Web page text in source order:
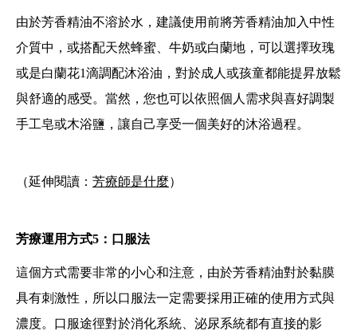
由於芳香精油不溶於水，建議使用前將芳香精油加入中性
介質中，或搭配天然蜂蜜、牛奶或白蘭地，可以選擇玫瑰
或是白蘭花1滴調配沐浴油，對於成人或孩童都能提昇放鬆
與舒適的感受。當然，您也可以依照個人需求與喜好調製
手工皂或木浴鹽，讓自己享受一個美好的沐浴過程。
（延伸閱讀： 芳療師是什麼）
芳療運用方式5：口服法
這個方式需要非常的小心和注意，由於芳香精油對於黏膜
具有刺激性，所以口服法一定需要採用正確的使用方式與
濃度。口服途徑對於消化系統、泌尿系統都有直接的影